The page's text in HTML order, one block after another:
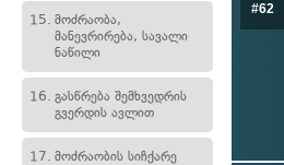
15. მოძრაობა,
მანევრირება, სავალი
ნაწილი
16. გასწრება შემხვედრის
გვერდის ავლით
17. მოძრაობის სიჩქარე
#62